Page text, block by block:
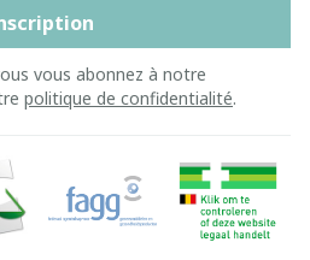
vous abonnez à notre
politique de confidentialité.